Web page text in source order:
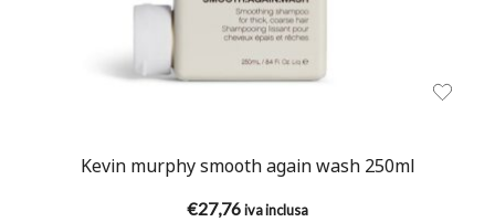
Kevin murphy smooth again wash 250ml
€27,76iva inclusa